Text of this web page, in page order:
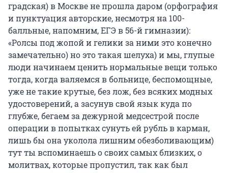
градская) в Москве не прошла даром (орфография
и пунктуация авторские, несмотря на 100-
балльные, напомним, ЕГЭ в 56-й гимназии):
«Ролсы под жопой и гелики за ними это конечно
замечательно) но это такая шелуха) и мы, глупые
люди начинаем ценить нормальные вещи только
тогда, когда валяемся в больнице, беспомощные,
уже не такие крутые, без лож, без всяких модных
удостоверений, а засунув свой язык куда по
глубже, бегаем за дежурной медсестрой после
операции в попытках сунуть ей рубль в карман,
лишь бы она уколола лишним обезболивающим)
тут ты вспоминаешь о своих самых близких, о
молитвах, которые пропустил, так как был